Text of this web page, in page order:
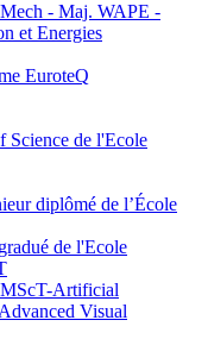
- Maj. WAPE -
et Energies
EuroteQ
Science de l'Ecole
diplômé de l’École
de l'Ecole
Artificial
Visual